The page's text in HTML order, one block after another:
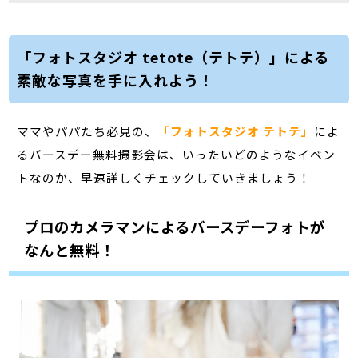
「フォトスタジオ tetote（テトテ）」による
素敵な写真を手に入れよう！
ママやパパたち必見の、 「フォトスタジオ テトテ」 によ
るバースデー無料撮影会は、いったいどのようなイベン
トなのか、早速詳しくチェックしていきましょう！
プロのカメラマンによるバースデーフォトが
なんと無料！